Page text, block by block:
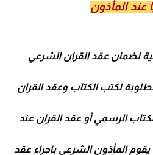
عند المأذون
لضمان عقد القران الشرعي
لكتب الكتاب وعقد القران
الرسمي أو عقد القران عند
المأذون الشرعي باجراء عقد